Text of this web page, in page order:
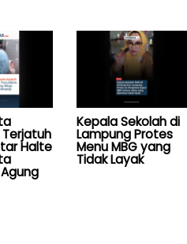
Halte
Kepala Sekolah di
Lampung Protes
Menu MBG yang
Tidak Layak